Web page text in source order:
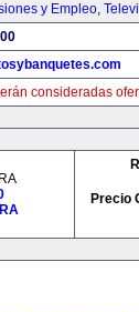
y Empleo,
consideradas
Precio